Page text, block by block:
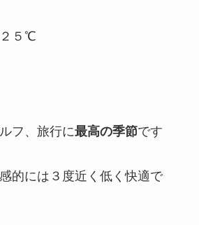
５℃
フ、旅行に最高の季節です
的には３度近く低く快適で